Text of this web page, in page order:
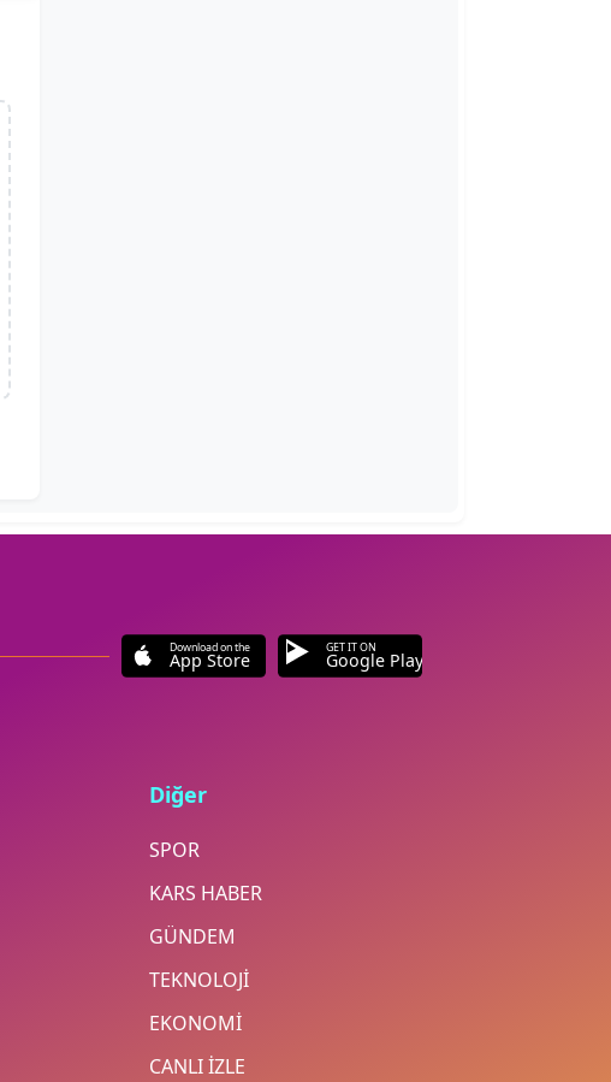
Download on the
App Store
GET IT ON
Google Play
Diğer
SPOR
KARS HABER
GÜNDEM
TEKNOLOJİ
EKONOMİ
CANLI İZLE